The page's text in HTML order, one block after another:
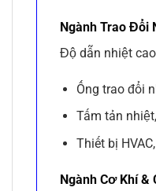
Ngành Trao Đổi
Độ dẫn nhiệt
Ống trao đổi
Tấm tản
Thiết bị
Ngành Cơ Khí &